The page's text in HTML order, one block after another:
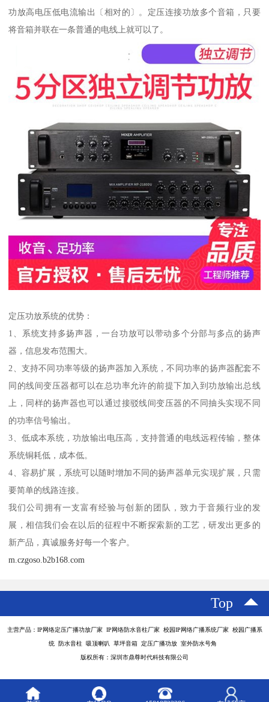
功放高电压低电流输出〔相对的〕。定压连接功放多个音箱，只要
将音箱并联在一条普通的电线上就可以了。
定压功放系统的优势：
1、系统支持多扬声器，一台功放可以带动多个分部与多点的扬声
器，信息发布范围大。
2、支持不同功率等级的扬声器加入系统，不同功率的扬声器配套不
同的线间变压器都可以在总功率允许的前提下加入到功放输出总线
上，同样的扬声器也可以通过接驳线间变压器的不同抽头实现不同
的功率信号输出。
3、低成本系统，功放输出电压高，支持普通的电线远程传输，整体
系统铜耗低，成本低。
4、容易扩展，系统可以随时增加不同的扬声器单元实现扩展，只需
要简单的线路连接。
我们公司拥有一支富有经验与创新的团队，致力于音频行业的发
展，相信我们会在以后的征程中不断探索新的工艺，研发出更多的
新产品，真诚服务好每一个客户。
m.czgoso.b2b168.com
Top
主营产品：IP网络定压广播功放厂家 IP网络防水音柱厂家 校园IP网络广播系统厂家 校园广播系
统 防水音柱 吸顶喇叭 草坪音箱 定压广播功放 室外防水号角
版权所有：深圳市鼎尊时代科技有限公司